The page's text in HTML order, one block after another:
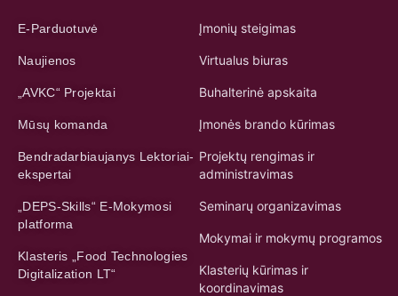
E-Parduotuvė
Naujienos
„AVKC“ Projektai
Mūsų komanda
Bendradarbiaujanys Lektoriai-
ekspertai
„DEPS-Skills“ E-Mokymosi
platforma
Klasteris „Food Technologies
Digitalization LT“
Įmonių steigimas
Virtualus biuras
Buhalterinė apskaita
Įmonės brando kūrimas
Projektų rengimas ir
administravimas
Seminarų organizavimas
Mokymai ir mokymų programos
Klasterių kūrimas ir
koordinavimas